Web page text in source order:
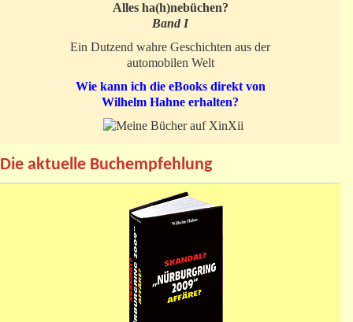
Alles ha(h)nebüchen?
Band I
Ein Dutzend wahre Geschichten aus der
automobilen Welt
Wie kann ich die eBooks direkt von
Wilhelm Hahne erhalten?
Die aktuelle Buchempfehlung